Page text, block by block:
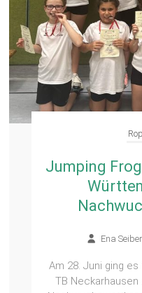
Jumping
Ena
Am 28. Juni ging
TB